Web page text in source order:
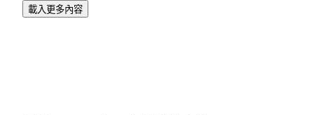
載入更多內容